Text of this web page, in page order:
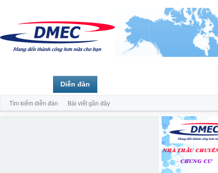
Diễn đàn
Tìm kiếm diễn đàn Bài viết gần đây